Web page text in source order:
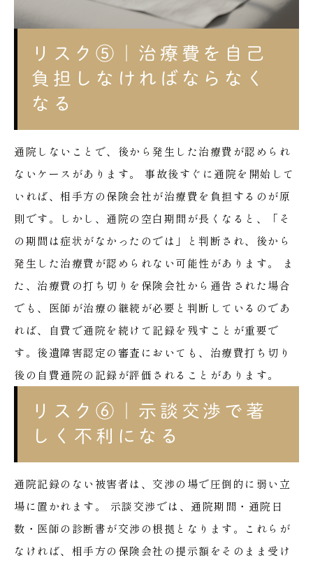
リスク⑤｜治療費を自己
負担しなければならなく
なる
通院しないことで、後から発生した治療費が認められ
ないケースがあります。
事故後すぐに通院を開始して
いれば、相手方の保険会社が治療費を負担するのが原
則です。しかし、通院の空白期間が長くなると、「そ
の期間は症状がなかったのでは」と判断され、後から
発生した治療費が認められない可能性があります。
ま
た、治療費の打ち切りを保険会社から通告された場合
でも、医師が治療の継続が必要と判断しているのであ
れば、自費で通院を続けて記録を残すことが重要で
す。後遺障害認定の審査においても、治療費打ち切り
後の自費通院の記録が評価されることがあります。
リスク⑥｜示談交渉で著
しく不利になる
通院記録のない被害者は、交渉の場で圧倒的に弱い立
場に置かれます。
示談交渉では、通院期間・通院日
数・医師の診断書が交渉の根拠となります。これらが
なければ、相手方の保険会社の提示額をそのまま受け